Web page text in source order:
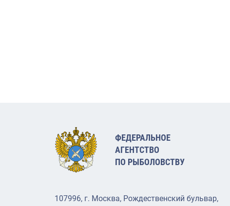
ФЕДЕРАЛЬНОЕ
АГЕНТСТВО
ПО РЫБОЛОВСТВУ
107996, г. Москва, Рождественский бульвар,